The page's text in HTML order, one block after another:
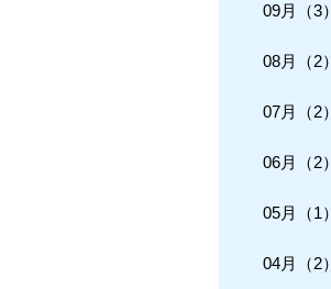
09月（3）
08月（2）
07月（2）
06月（2）
05月（1）
04月（2）